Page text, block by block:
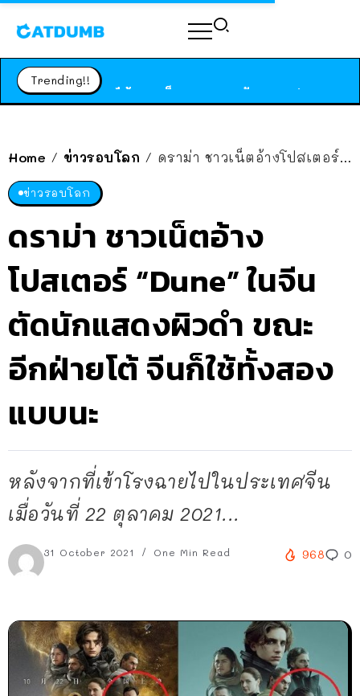
Trending!!
สาวญี่ปุ่นโดนแมวตัวเองกัด ไม่ได้ไปหาหมอตั้งแต่เนิ่นๆ สุดท้ายขาบวม กลายเป็นโรคเนื้อเน่า เตือนทาสแมวทั้งหลายให้ระวัง
Home / ข่าวรอบโลก / ดราม่า ชาวเน็ตอ้างโปสเตอร์ “Dune” ในจีนตัดนักแสดงผิวดำ ขณะอีกฝ่ายโต้ จีนก็ใช้ทั้งสองแบบนะ
ข่าวรอบโลก
ดราม่า ชาวเน็ตอ้าง
โปสเตอร์ “Dune” ในจีน
ตัดนักแสดงผิวดำ ขณะ
อีกฝ่ายโต้ จีนก็ใช้ทั้งสอง
แบบนะ
หลังจากที่เข้าโรงฉายไปในประเทศจีน
เมื่อวันที่ 22 ตุลาคม 2021...
31 October 2021 One Min Read 968 0